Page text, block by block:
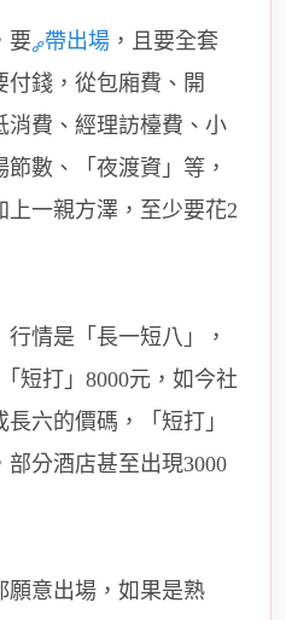
要
帶出場 ，且要全套
付錢，從包廂費、開
消費、經理訪檯費、小
數、「夜渡資」等，
上一親方澤，至少要花2
情是「長一短八」，
短打」8000元，如今社
六的價碼，「短打」
部分酒店甚至出現3000
願意出場，如果是熟